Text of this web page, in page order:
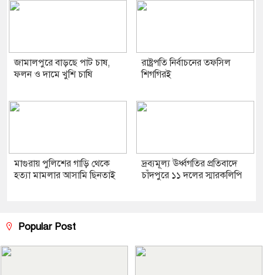
জামালপুরে বাড়ছে পাট চাষ,
ফলন ও দামে খুশি চাষি
রাষ্ট্রপতি নির্বাচনের তফসিল
শিগগিরই
মাগুরায় পুলিশের গাড়ি থেকে
হত্যা মামলার আসামি ছিনতাই
দ্রব্যমূল্য ঊর্ধ্বগতির প্রতিবাদে
চাঁদপুরে ১১ দলের স্মারকলিপি
Popular Post